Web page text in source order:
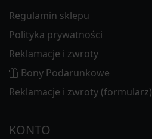
Regulamin sklepu
Polityka prywatności
Reklamacje i zwroty
Bony Podarunkowe
Reklamacje i zwroty (formularz)
KONTO